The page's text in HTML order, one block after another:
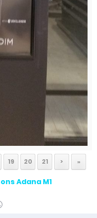
19 20 21 > »
Adana M1